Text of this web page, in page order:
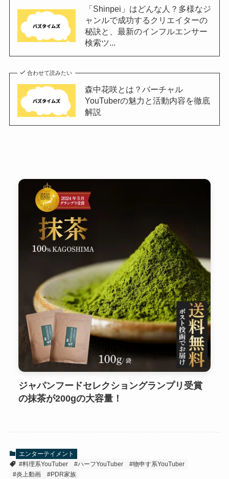
「Shinpei」はどんな人？多様なジ
ャンルで成功するクリエイターの
秘訣と、最新のインフルエンサー
検索ツ...
合わせて読みたい
森中花咲とは？バーチャル
YouTuberの魅力と活動内容を徹底
解説
ジャパンフードセレクショングランプリ受賞
の抹茶が200gの大容量！
エンターテイメント
#料理系YouTuber
#ハーフYouTuber
#物申す系YouTuber
#炎上動画
#PDR家族